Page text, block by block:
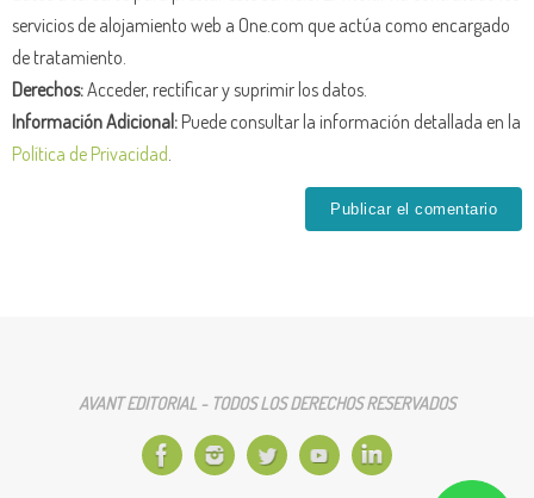
servicios de alojamiento web a One.com que actúa como encargado
de tratamiento.
Derechos:Acceder, rectificar y suprimir los datos.
Información Adicional:Puede consultar la información detallada en la
Política de Privacidad
AVANT EDITORIAL - TODOS LOS DERECHOS RESERVADOS